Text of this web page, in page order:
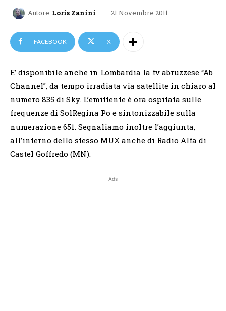
Autore Loris Zanini 21 Novembre 2011
FACEBOOK X
E’ disponibile anche in Lombardia la tv abruzzese “Ab
Channel”, da tempo irradiata via satellite in chiaro al
numero 835 di Sky. L’emittente è ora ospitata sulle
frequenze di SolRegina Po e sintonizzabile sulla
numerazione 651. Segnaliamo inoltre l’aggiunta,
all’interno dello stesso MUX anche di Radio Alfa di
Castel Goffredo (MN).
Ads